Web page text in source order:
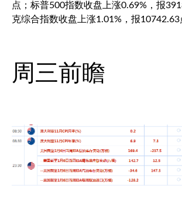
点； 标普500指数收盘上涨0.69%，报
克综合指数收盘上涨1.01%，报10742.63
周三前瞻